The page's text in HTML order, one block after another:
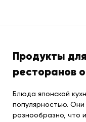
Продукты
ресторанов
Блюда японской
популярностью.
разнообразно, что